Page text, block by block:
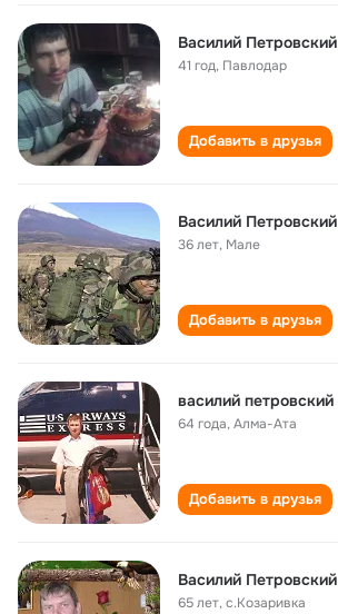
Василий Петровский
41 год, Павлодар
Добавить в друзья
Василий Петровский
36 лет, Мале
Добавить в друзья
василий петровский
64 года,Алма-Ата
Добавить в друзья
Василий Петровский
65 лет,с.Козаривка